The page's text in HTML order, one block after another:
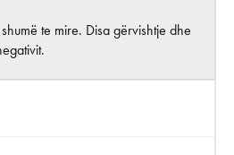
te mire. Disa gërvishtje dhe